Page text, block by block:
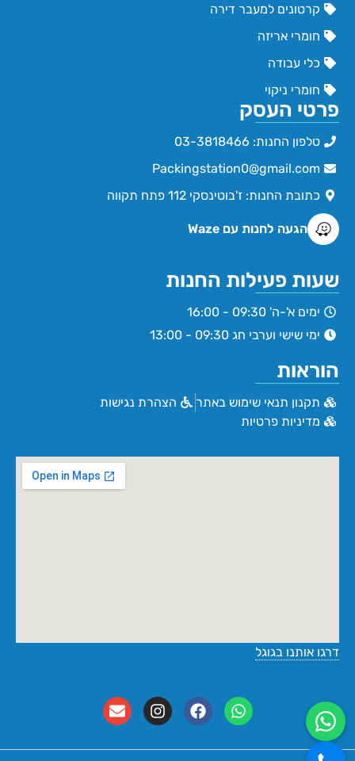
קרטונים למעבר דירה
חומרי אריזה
כלי עבודה
חומרי ניקוי
פרטי העסק
טלפון החנות: 03-3818466
Packingstation0@gmail.com
כתובת החנות: ז'בוטינסקי 112 פתח תקווה
הגעה לחנות עם Waze
שעות פעילות החנות
ימים א'-ה' 09:30 - 16:00
ימי שישי וערבי חג 09:30 - 13:00
הוראות
תקנון תנאי שימוש באתר
הצהרת נגישות
מדיניות פרטיות
דרגו אותנו בגוגל